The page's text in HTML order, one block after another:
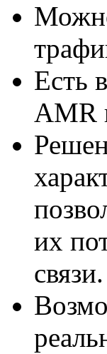
Есть
AMR
их
связи.